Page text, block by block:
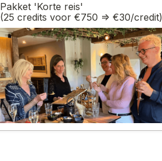
Pakket 'Korte reis'
(25 credits voor €750 => €30/credit)